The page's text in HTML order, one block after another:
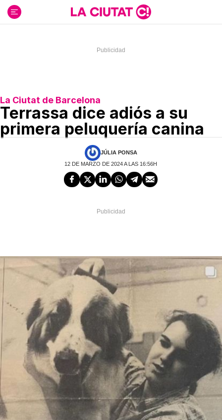
contenido
La Ciutat de Barcelona
Terrassa dice adiós a su
primera peluquería canina
JÚLIA PONSA
12 DE MARZO DE 2024 A LAS 16:56H